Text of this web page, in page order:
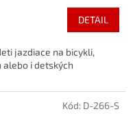
DETAIL
jazdiace na bicykli,
i detských
Kód: D-266-S